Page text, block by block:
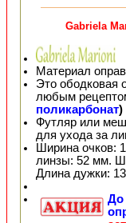
Gabriela
Материал
Это ободковая
любым
поликарбонат)
Футляр или
для ухода за
Ширина очков:
линзы: 52 мм.
Длина дужки:
До